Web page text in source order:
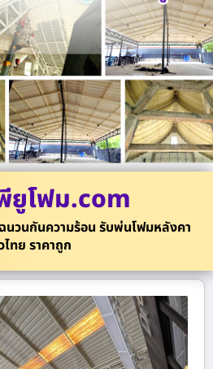
ยูโฟม.com
วนกันความร้อน รับพ่นโฟมหลังคา
ไทย ราคาถูก